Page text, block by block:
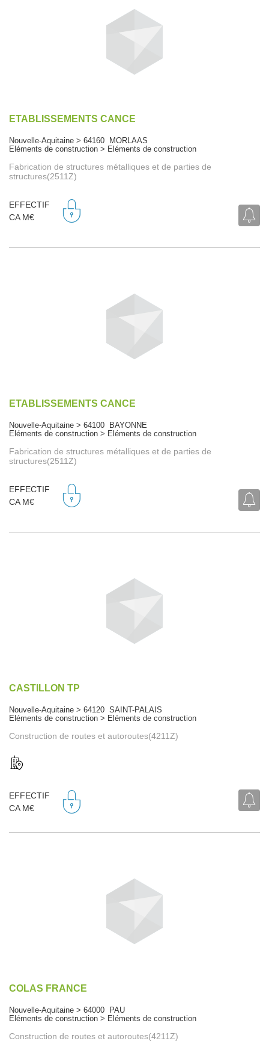
ETABLISSEMENTS CANCE
Nouvelle-Aquitaine > 64160 MORLAAS
Eléments de construction > Eléments de construction
Fabrication de structures métalliques et de parties de
structures(2511Z)
EFFECTIF
CA M€
ETABLISSEMENTS CANCE
Nouvelle-Aquitaine > 64100 BAYONNE
Eléments de construction > Eléments de construction
Fabrication de structures métalliques et de parties de
structures(2511Z)
EFFECTIF
CA M€
CASTILLON TP
Nouvelle-Aquitaine > 64120 SAINT-PALAIS
Eléments de construction > Eléments de construction
Construction de routes et autoroutes(4211Z)
EFFECTIF
CA M€
COLAS FRANCE
Nouvelle-Aquitaine > 64000 PAU
Eléments de construction > Eléments de construction
Construction de routes et autoroutes(4211Z)